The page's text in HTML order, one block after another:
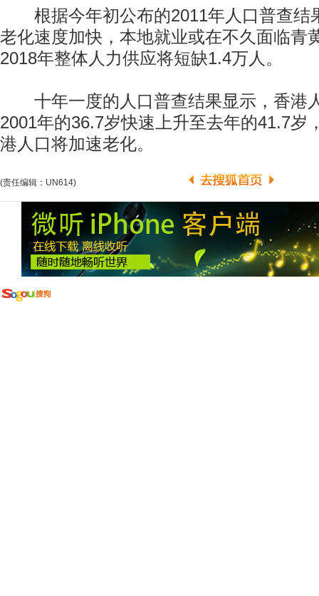
根据今年初公布的2011年人口普查结
老化速度加快，本地就业或在不久面临青
2018年整体人力供应将短缺1.4万人。
十年一度的人口普查结果显示，香港
2001年的36.7岁快速上升至去年的41.7岁
港人口将加速老化。
(责任编辑：UN614)